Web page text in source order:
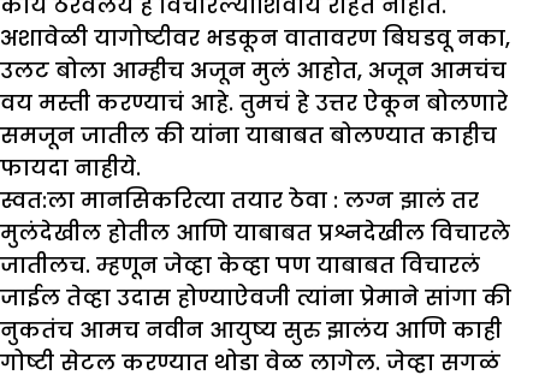
अशावेळी यागोष्टीवर भडकून वातावरण बिघडवू नका,
उलट बोला आम्हीच अजून मुलं आहोत, अजून आमचंच
वय मस्ती करण्याचं आहे. तुमचं हे उत्तर ऐकून बोलणारे
समजून जातील की यांना याबाबत बोलण्यात काहीच
फायदा नाहीये.
स्वत:ला मानसिकरित्या तयार ठेवा : लग्न झालं तर
मुलंदेखील होतील आणि याबाबत प्रश्नदेखील विचारले
जातीलच. म्हणून जेव्हा केव्हा पण याबाबत विचारलं
जाईल तेव्हा उदास होण्याऐवजी त्यांना प्रेमाने सांगा की
नुकतंच आमच नवीन आयुष्य सुरु झालंय आणि काही
गोष्टी सेटल करण्यात थोडा वेळ लागेल. जेव्हा सगळं